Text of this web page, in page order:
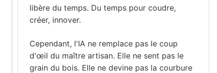
libère du temps. Du temps pour coudre,
créer, innover.
Cependant, l'IA ne remplace pas le coup
d'œil du maître artisan. Elle ne sent pas le
grain du bois. Elle ne devine pas la courbure